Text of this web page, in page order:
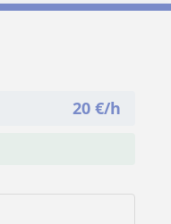
20 €/h